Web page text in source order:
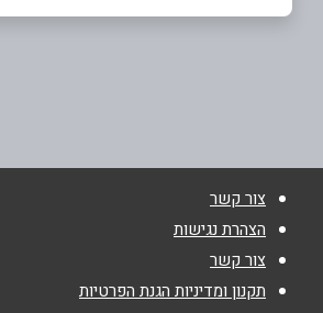
באתר בפייסבוק
טלפון*
צור קשר
הצהרת נגישות
צור קשר
תקנון ומדיניות הגנת הפרטיות